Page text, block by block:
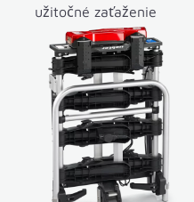
užitočné zaťaženie